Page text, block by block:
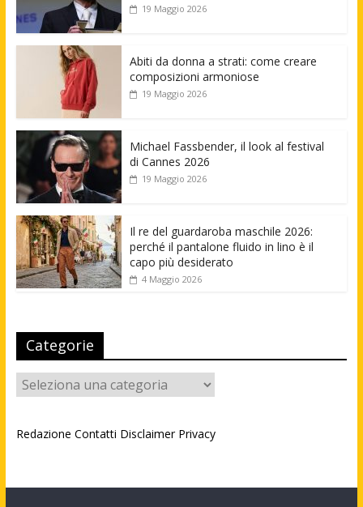
19 Maggio 2026
Abiti da donna a strati: come creare
composizioni armoniose
19 Maggio 2026
Michael Fassbender, il look al festival
di Cannes 2026
19 Maggio 2026
Il re del guardaroba maschile 2026:
perché il pantalone fluido in lino è il
capo più desiderato
4 Maggio 2026
Categorie
Categorie
Redazione Contatti Disclaimer Privacy